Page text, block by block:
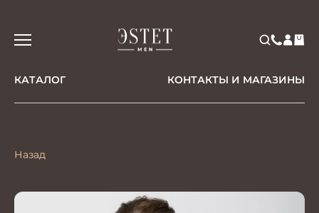
КАТАЛОГ КОНТАКТЫ И МАГАЗИНЫ
Назад